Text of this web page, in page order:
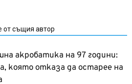
от същия автор
акробатика на 97 години:
която отказа да остарее на